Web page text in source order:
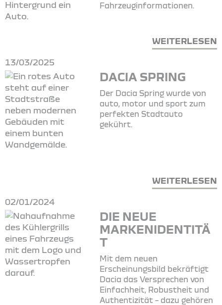
Fahrzeuginformationen.
WEITERLESEN
13/03/2025
DACIA SPRING
Der Dacia Spring wurde von
auto, motor und sport zum
perfekten Stadtauto
gekührt.
WEITERLESEN
02/01/2024
DIE NEUE
MARKENIDENTITÄ
T
Mit dem neuen
Erscheinungsbild bekräftigt
Dacia das Versprechen von
Einfachheit, Robustheit und
Authentizität – dazu gehören